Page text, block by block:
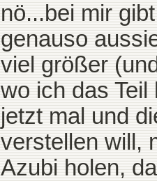
nö...bei mir
genauso
viel größer
wo ich das
jetzt mal und
verstellen will,
Azubi holen,